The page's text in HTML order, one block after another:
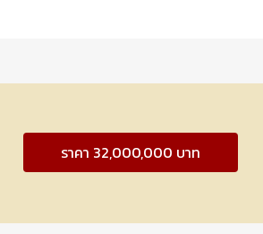
ราคา 32,000,000 บาท